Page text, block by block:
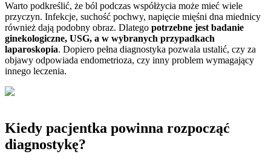
Warto podkreślić, że ból podczas współżycia może mieć wiele
przyczyn. Infekcje, suchość pochwy, napięcie mięśni dna miednicy
również dają podobny obraz. Dlatego potrzebne jest badanie
ginekologiczne, USG, a w wybranych przypadkach
laparoskopia. Dopiero pełna diagnostyka pozwala ustalić, czy za
objawy odpowiada endometrioza, czy inny problem wymagający
innego leczenia.
Kiedy pacjentka powinna rozpocząć
diagnostykę?